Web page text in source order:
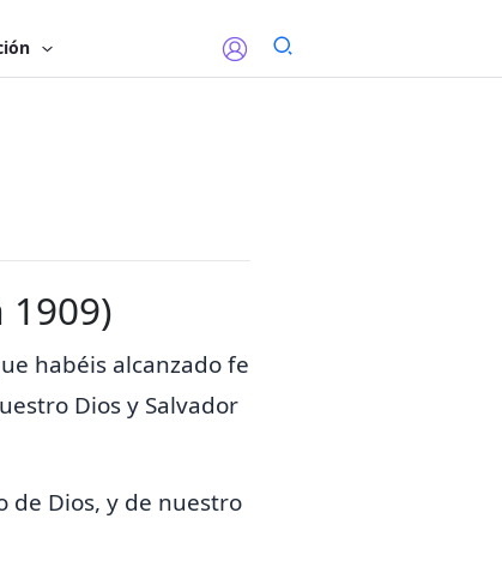
1909)
habéis alcanzado fe
Dios y Salvador
de Dios, y de nuestro